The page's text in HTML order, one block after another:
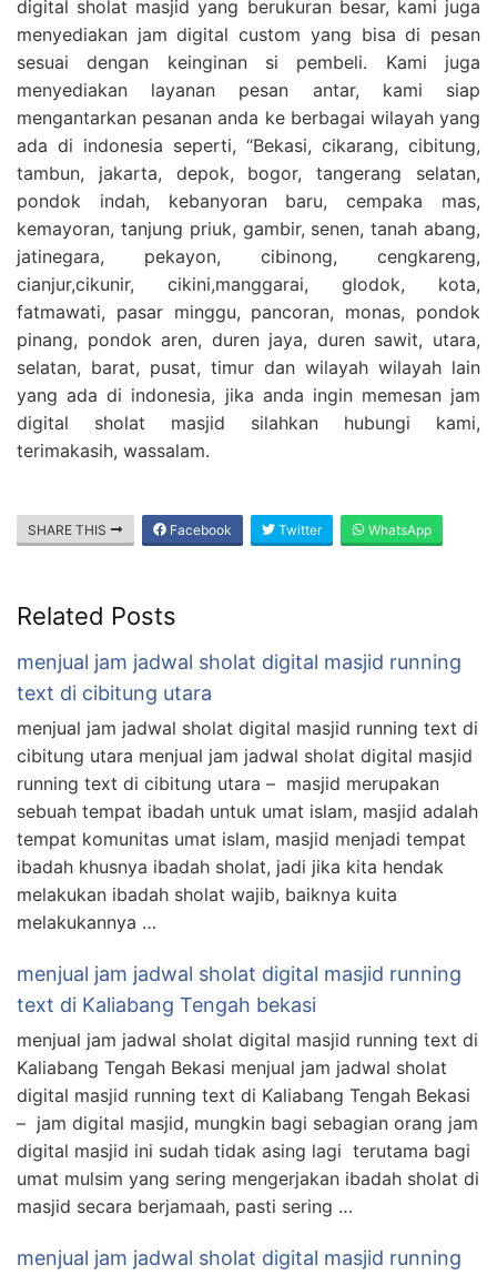
digital sholat masjid yang berukuran besar, kami juga
menyediakan jam digital custom yang bisa di pesan
sesuai dengan keinginan si pembeli. Kami juga
menyediakan layanan pesan antar, kami siap
mengantarkan pesanan anda ke berbagai wilayah yang
ada di indonesia seperti, “Bekasi, cikarang, cibitung,
tambun, jakarta, depok, bogor, tangerang selatan,
pondok indah, kebanyoran baru, cempaka mas,
kemayoran, tanjung priuk, gambir, senen, tanah abang,
jatinegara, pekayon, cibinong, cengkareng,
cianjur,cikunir, cikini,manggarai, glodok, kota,
fatmawati, pasar minggu, pancoran, monas, pondok
pinang, pondok aren, duren jaya, duren sawit, utara,
selatan, barat, pusat, timur dan wilayah wilayah lain
yang ada di indonesia, jika anda ingin memesan jam
digital sholat masjid silahkan hubungi kami,
terimakasih, wassalam.
SHARE THIS Facebook Twitter WhatsApp
Related Posts
menjual jam jadwal sholat digital masjid running
text di cibitung utara
menjual jam jadwal sholat digital masjid running text di
cibitung utara menjual jam jadwal sholat digital masjid
running text di cibitung utara – masjid merupakan
sebuah tempat ibadah untuk umat islam, masjid adalah
tempat komunitas umat islam, masjid menjadi tempat
ibadah khusnya ibadah sholat, jadi jika kita hendak
melakukan ibadah sholat wajib, baiknya kuita
melakukannya …
menjual jam jadwal sholat digital masjid running
text di Kaliabang Tengah bekasi
menjual jam jadwal sholat digital masjid running text di
Kaliabang Tengah Bekasi menjual jam jadwal sholat
digital masjid running text di Kaliabang Tengah Bekasi
– jam digital masjid, mungkin bagi sebagian orang jam
digital masjid ini sudah tidak asing lagi terutama bagi
umat mulsim yang sering mengerjakan ibadah sholat di
masjid secara berjamaah, pasti sering …
menjual jam jadwal sholat digital masjid running